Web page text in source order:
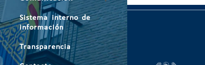
Sistema interno de
información
Transparencia